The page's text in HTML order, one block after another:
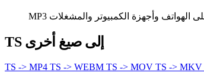
TS إلى صيغ أخرى
TS -> MP4 TS -> WEBM TS -> MOV TS -> MKV